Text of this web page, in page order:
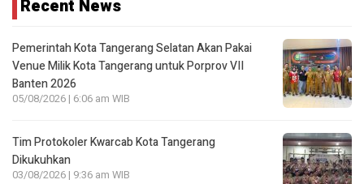
Recent News
Pemerintah Kota Tangerang Selatan Akan Pakai
Venue Milik Kota Tangerang untuk Porprov VII
Banten 2026
05/08/2026 | 6:06 am WIB
Tim Protokoler Kwarcab Kota Tangerang
Dikukuhkan
03/08/2026 | 9:36 am WIB